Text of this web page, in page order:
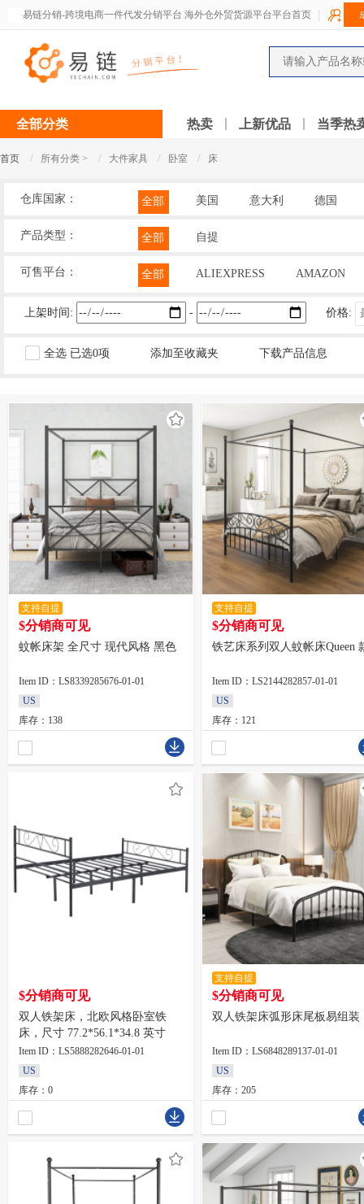
易链分销-跨境电商一件代发分销平台 海外仓外贸货源平台平台首页
全部分类 热卖 上新优品 当季热
首页 / 所有分类 > / 大件家具 / 卧室 / 床
仓库国家： 全部 美国 意大利 德国
产品类型： 全部 自提
可售平台： 全部 ALIEXPRESS AMAZON
上架时间: - 价格:
全选 已选0项 添加至收藏夹 下载产品信息
支持自提
$分销商可见
蚊帐床架 全尺寸 现代风格 黑色
Item ID：LS8339285676-01-01
US
库存：138
支持自提
$分销商可见
铁艺床系列双人蚊帐床Queen
Item ID：LS2144282857-01-01
US
库存：121
$分销商可见
双人铁架床，北欧风格卧室铁
床，尺寸 77.2*56.1*34.8 英寸
Item ID：LS5888282646-01-01
US
库存：0
支持自提
$分销商可见
双人铁架床弧形床尾板易组装
Item ID：LS6848289137-01-01
US
库存：205